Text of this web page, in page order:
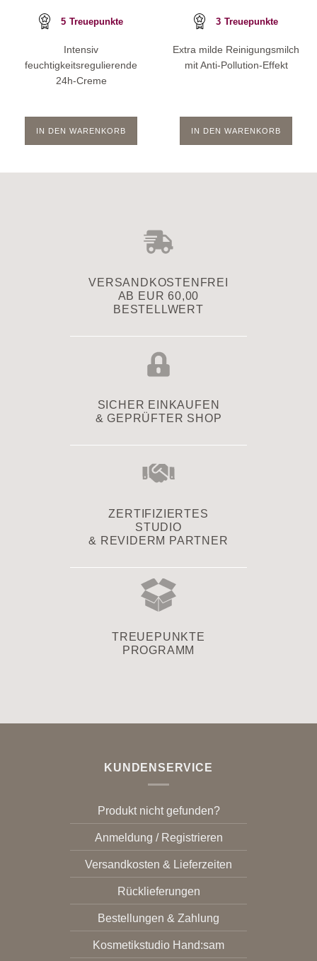
5 Treuepunkte
Intensiv
feuchtigkeitsregulierende
24h-Creme
IN DEN WARENKORB
3 Treuepunkte
Extra milde Reinigungsmilch
mit Anti-Pollution-Effekt
IN DEN WARENKORB
VERSAND­KOSTENFREI
AB EUR 60,00
BESTELLWERT
SICHER EINKAUFEN
& GEPRÜFTER SHOP
ZERTIFIZIERTES
STUDIO
& REVIDERM PARTNER
TREUEPUNKTE
PROGRAMM
KUNDENSERVICE
Produkt nicht gefunden?
Anmeldung / Registrieren
Versandkosten & Lieferzeiten
Rücklieferungen
Bestellungen & Zahlung
Kosmetikstudio Hand:sam